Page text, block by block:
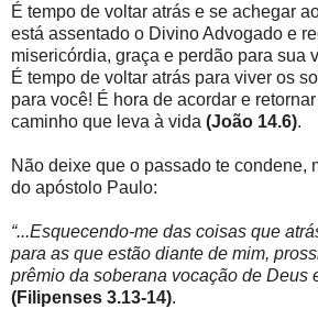
É tempo de voltar atrás e se achegar
está assentado o Divino Advogado e
misericórdia, graça e perdão para sua
É tempo de voltar atrás para viver os
para você! É hora de acordar e
caminho que leva à vida (João 14.6).
Não deixe que o passado te condene,
do apóstolo Paulo:
“...Esquecendo-me das coisas que
para as que estão diante de mim,
prêmio da soberana vocação de Deus
(Filipenses 3.13-14).